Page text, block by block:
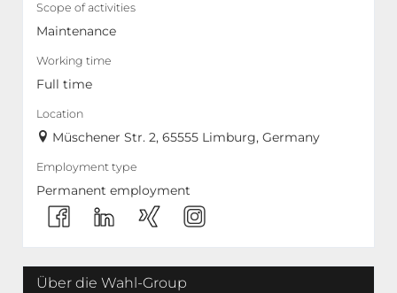
Scope of activities
Maintenance
Working time
Full time
Location
Müschener Str. 2, 65555 Limburg, Germany
Employment type
Permanent employment
Über die Wahl-Group